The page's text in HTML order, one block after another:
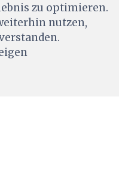
zu optimieren.
nutzen,